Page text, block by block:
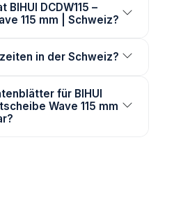
DCDW115 –
115 mm | Schweiz?
in der Schweiz?
für BIHUI
Wave 115 mm